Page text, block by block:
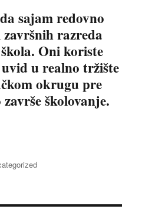
sajam redovno
razreda
Oni koriste
u realno tržište
okrugu pre
školovanje.